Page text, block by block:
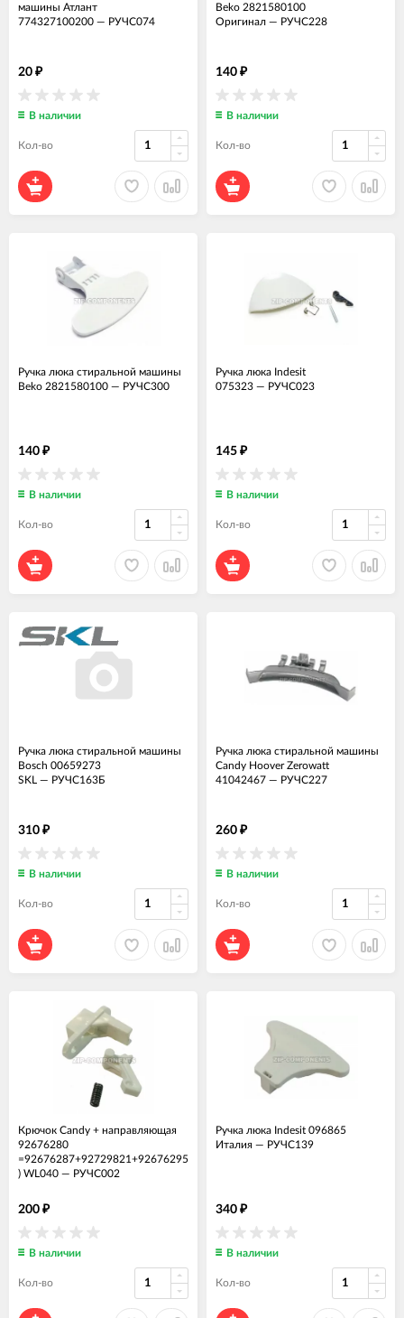
машины Атлант
774327100200 — РУЧС074
20 ₽
В наличии
Кол-во
Beko 2821580100
Оригинал — РУЧС228
140 ₽
В наличии
Кол-во
Ручка люка стиральной машины
Beko 2821580100 — РУЧС300
140 ₽
В наличии
Кол-во
Ручка люка Indesit
075323 — РУЧС023
145 ₽
В наличии
Кол-во
Ручка люка стиральной машины
Bosch 00659273
SKL — РУЧС163Б
310 ₽
В наличии
Кол-во
Ручка люка стиральной машины
Candy Hoover Zerowatt
41042467 — РУЧС227
260 ₽
В наличии
Кол-во
Крючок Candy + направляющая
92676280
=92676287+92729821+92676295
) WL040 — РУЧС002
200 ₽
В наличии
Кол-во
Ручка люка Indesit 096865
Италия — РУЧС139
340 ₽
В наличии
Кол-во